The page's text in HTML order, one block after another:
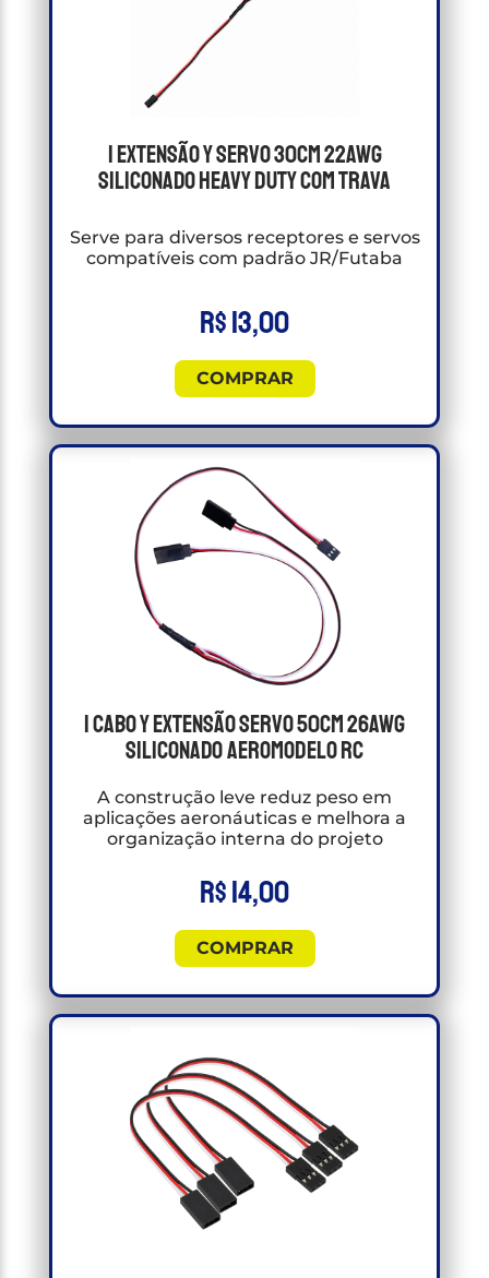
1 Extensão Y Servo 30cm 22awg
Siliconado Heavy Duty Com Trava
Serve para diversos receptores e servos
compatíveis com padrão JR/Futaba
R$13,00
COMPRAR
1 Cabo Y Extensão Servo 50cm 26awg
Siliconado Aeromodelo RC
A construção leve reduz peso em
aplicações aeronáuticas e melhora a
organização interna do projeto
R$14,00
COMPRAR